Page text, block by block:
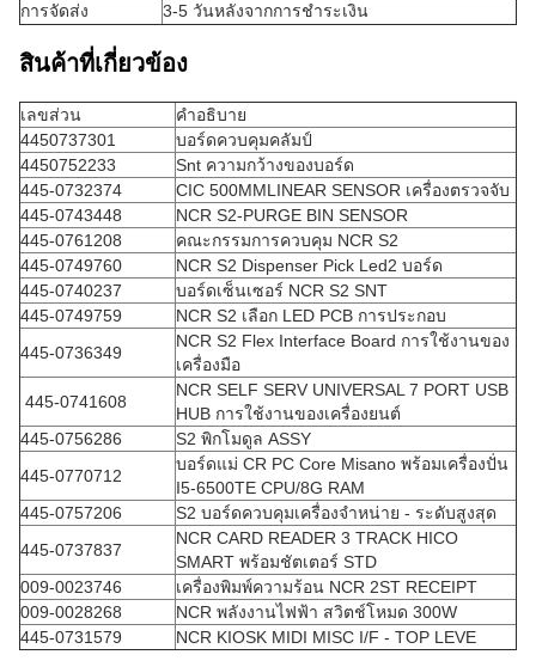
การจัดส่ง
3-5 วันหลังจากการชําระเงิน
สินค้าที่เกี่ยวข้อง
เลขส่วน
คําอธิบาย
4450737301
บอร์ดควบคุมคลัมป์
4450752233
Snt ความกว้างของบอร์ด
445-0732374
CIC 500MMLINEAR SENSOR เครื่องตรวจจับ
445-0743448
NCR S2-PURGE BIN SENSOR
445-0761208
คณะกรรมการควบคุม NCR S2
445-0749760
NCR S2 Dispenser Pick Led2 บอร์ด
445-0740237
บอร์ดเซ็นเซอร์ NCR S2 SNT
445-0749759
NCR S2 เลือก LED PCB การประกอบ
445-0736349
NCR S2 Flex Interface Board การใช้งานของ
เครื่องมือ
445-0741608
NCR SELF SERV UNIVERSAL 7 PORT USB
HUB การใช้งานของเครื่องยนต์
445-0756286
S2 พิกโมดูล ASSY
445-0770712
บอร์ดแม่ CR PC Core Misano พร้อมเครื่องปั่น
I5-6500TE CPU/8G RAM
445-0757206
S2 บอร์ดควบคุมเครื่องจําหน่าย - ระดับสูงสุด
445-0737837
NCR CARD READER 3 TRACK HICO
SMART พร้อมชัตเตอร์ STD
009-0023746
เครื่องพิมพ์ความร้อน NCR 2ST RECEIPT
009-0028268
NCR พลังงานไฟฟ้า สวิตช์โหมด 300W
445-0731579
NCR KIOSK MIDI MISC I/F - TOP LEVE